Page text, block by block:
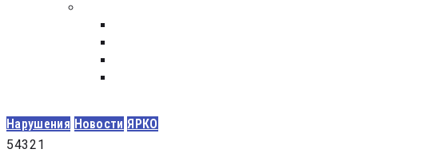
Нарушения Новости ЯРКО
54321